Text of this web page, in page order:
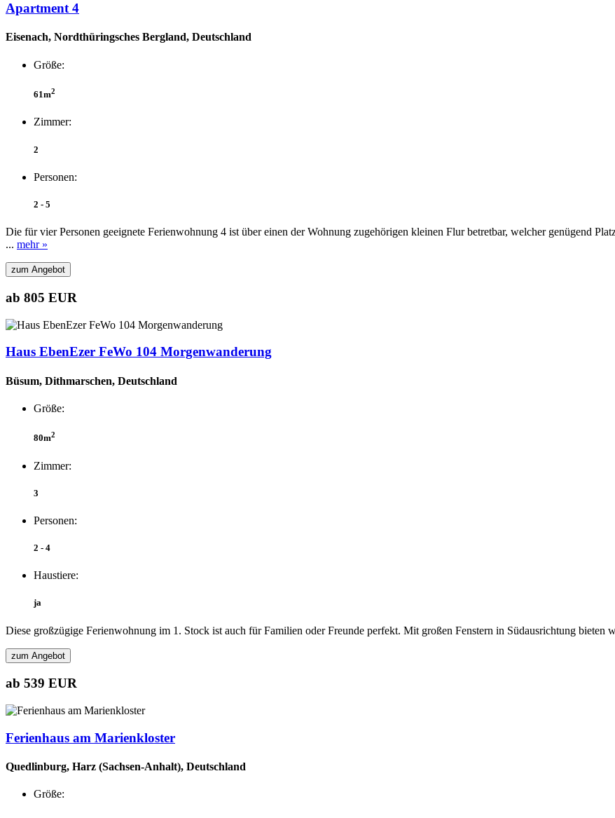
Apartment 4
Eisenach, Nordthüringsches Bergland, Deutschland
Größe:
61m2
Zimmer:
2
Personen:
2 - 5
Die für vier Personen geeignete Ferienwohnung 4 ist über einen der Wohnung zugehörigen kleinen Flur betretbar, welcher genügend
... mehr »
zum Angebot
ab 805 EUR
Haus EbenEzer FeWo 104 Morgenwanderung
Büsum, Dithmarschen, Deutschland
Größe:
80m2
Zimmer:
3
Personen:
2 - 4
Haustiere:
ja
Diese großzügige Ferienwohnung im 1. Stock ist auch für Familien oder Freunde perfekt. Mit großen Fenstern in Südausrichtung bieten
zum Angebot
ab 539 EUR
Ferienhaus am Marienkloster
Quedlinburg, Harz (Sachsen-Anhalt), Deutschland
Größe: